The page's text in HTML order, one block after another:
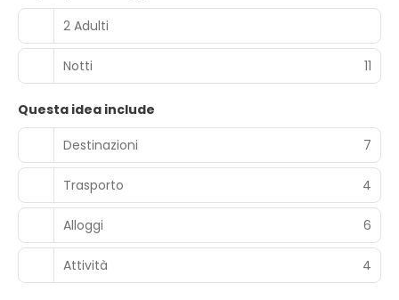
2 Adulti
Notti 11
Questa idea include
Destinazioni
7
Trasporto 4
Alloggi 6
Attività 4